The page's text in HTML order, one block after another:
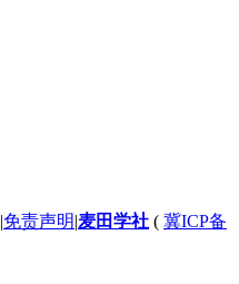
|免责声明|麦田学社 ( 冀ICP备